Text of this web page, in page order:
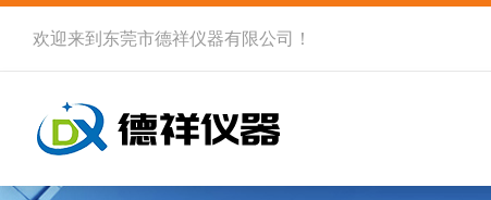
欢迎来到 东莞市德祥仪器有限公司 ！